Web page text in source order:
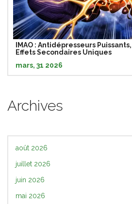
IMAO : Antidépresseurs
Effets Secondaires Uniques
mars, 31 2026
Archives
août 2026
juillet 2026
juin 2026
mai 2026